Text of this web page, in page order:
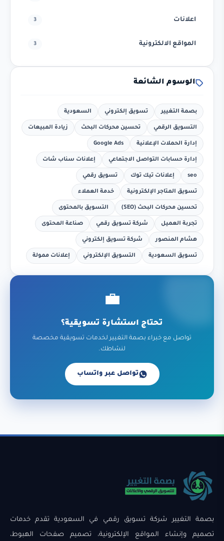
اعلانات 3
المواقع الالكترونية 3
الوسوم الشائعة
بصمة التغيير تسويق إلكتروني السعودية
التسويق الرقمي تحسين محركات البحث زيادة المبيعات
إدارة الحملات الإعلانية Google Ads
إدارة حسابات التواصل الاجتماعي إعلانات سناب شات
seo إعلانات تيك توك تسويق رقمي
تسويق المتاجر الإلكترونية خدمة العملاء
تحسين محركات البحث (SEO) التسويق بالمحتوى
تجربة العميل شركة تسويق رقمي صناعة المحتوى
هشام المنصور شركة تسويق إلكتروني
تسويق السعودية التسويق الإلكتروني إعلانات ممولة
💼
تحتاج استشارة تسويقية؟
تواصل مع خبراء بصمة التغيير لخدمات تسويقية مخصصة
لنشاطك.
تواصل عبر واتساب
بصمة التغيير شركة تسويق رقمي في السعودية تقدم خدمات
تصميم وإنشاء المواقع الإلكترونية، تصميم صفحات الهبوط،